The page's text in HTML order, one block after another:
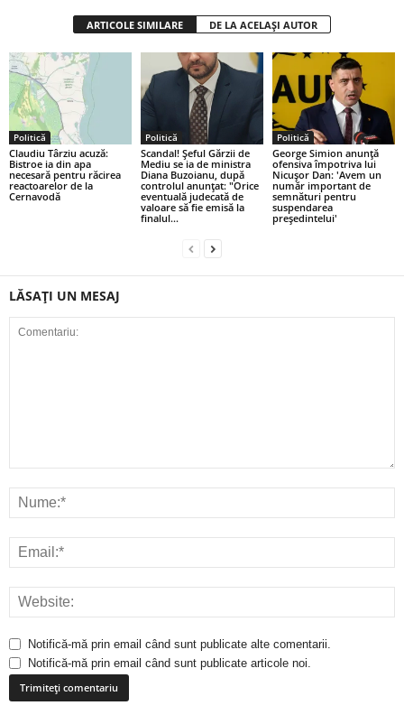
ARTICOLE SIMILARE DE LA ACELAȘI AUTOR
Politică
Claudiu Târziu acuză:
Bistroe ia din apa
necesară pentru răcirea
reactoarelor de la
Cernavodă
Politică
Scandal! Şeful Gărzii de
Mediu se ia de ministra
Diana Buzoianu, după
controlul anunțat: "Orice
eventuală judecată de
valoare să fie emisă la
finalul...
Politică
George Simion anunță
ofensiva împotriva lui
Nicușor Dan: 'Avem un
număr important de
semnături pentru
suspendarea
președintelui'
LĂSAȚI UN MESAJ
Notifică-mă prin email când sunt publicate alte comentarii.
Notifică-mă prin email când sunt publicate articole noi.